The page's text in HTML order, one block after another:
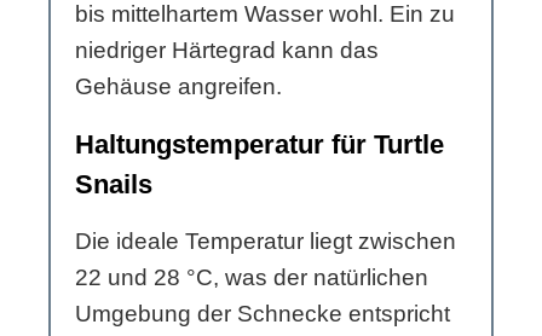
bis mittelhartem Wasser wohl. Ein zu
niedriger Härtegrad kann das
Gehäuse angreifen.
Haltungstemperatur für Turtle
Snails
Die ideale Temperatur liegt zwischen
22 und 28 °C, was der natürlichen
Umgebung der Schnecke entspricht